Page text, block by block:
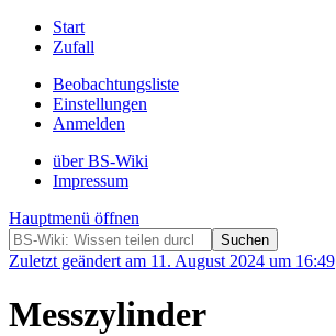
Start
Zufall
Beobachtungsliste
Einstellungen
Anmelden
über BS-Wiki
Impressum
Hauptmenü öffnen
Zuletzt geändert am 11. August 2024 um 16:49
Messzylinder